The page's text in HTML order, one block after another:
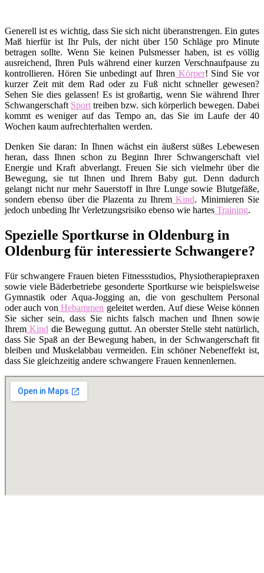
Generell ist es wichtig, dass Sie sich nicht überanstrengen. Ein gutes
Maß hierfür ist Ihr Puls, der nicht über 150 Schläge pro Minute
betragen sollte. Wenn Sie keinen Pulsmesser haben, ist es völlig
ausreichend, Ihren Puls während einer kurzen Verschnaufpause zu
kontrollieren. Hören Sie unbedingt auf Ihren Körper! Sind Sie vor
kurzer Zeit mit dem Rad oder zu Fuß nicht schneller gewesen?
Sehen Sie dies gelassen! Es ist großartig, wenn Sie während Ihrer
Schwangerschaft Sport treiben bzw. sich körperlich bewegen. Dabei
kommt es weniger auf das Tempo an, das Sie im Laufe der 40
Wochen kaum aufrechterhalten werden.
Denken Sie daran: In Ihnen wächst ein äußerst süßes Lebewesen
heran, dass Ihnen schon zu Beginn Ihrer Schwangerschaft viel
Energie und Kraft abverlangt. Freuen Sie sich vielmehr über die
Bewegung, sie tut Ihnen und Ihrem Baby gut. Denn dadurch
gelangt nicht nur mehr Sauerstoff in Ihre Lunge sowie Blutgefäße,
sondern ebenso über die Plazenta zu Ihrem Kind. Minimieren Sie
jedoch unbeding Ihr Verletzungsrisiko ebenso wie hartes Training.
Spezielle Sportkurse in Oldenburg in
Oldenburg für interessierte Schwangere?
Für schwangere Frauen bieten Fitnessstudios, Physiotherapiepraxen
sowie viele Bäderbetriebe gesonderte Sportkurse wie beispielsweise
Gymnastik oder Aqua-Jogging an, die von geschultem Personal
oder auch von Hebammen geleitet werden. Auf diese Weise können
Sie sicher sein, dass Sie nichts falsch machen und Ihnen sowie
Ihrem Kind die Bewegung guttut. An oberster Stelle steht natürlich,
dass Sie Spaß an der Bewegung haben, in der Schwangerschaft fit
bleiben und Muskelabbau vermeiden. Ein schöner Nebeneffekt ist,
dass Sie gleichzeitig andere schwangere Frauen kennenlernen.